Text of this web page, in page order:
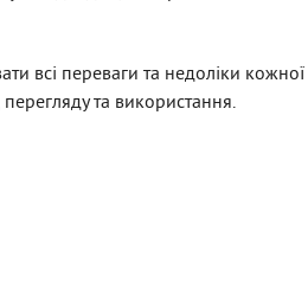
всі переваги та недоліки
та використання.